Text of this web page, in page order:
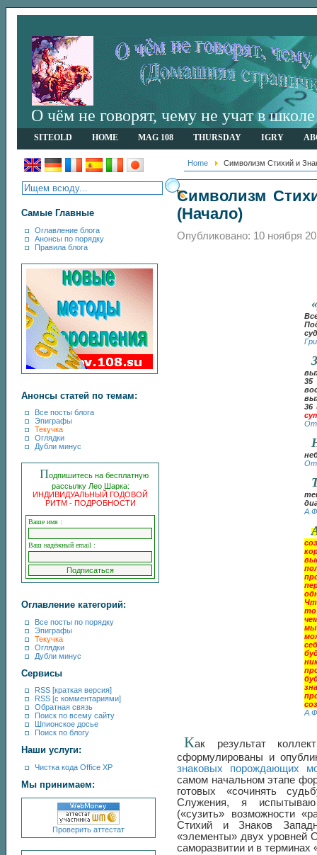
Home Символизм Стихий и
Символизм
(Начало)
Опубликовано: 10 ноября
3
36
От
От
то
мы
Как результат
сформулированы и
знаковых порождающих
самом начальном этапе
готовых «сочинять
Служения, я испытываю
(«сузить» возможности
Стихий и Знаков
«элементы» двух уровней
саморазвитии и в терминах
Самые Главные
Оглавление блога
Анонсы по порядку
Правила блога
Анонсы статей по темам:
Все посты блога
Эпиграфы
Текучка
Оглядки
Дубли минус
Подпишитесь на бесплатную
рассылку Лео Шарка:
ИНДИВИДУАЛЬНЫЙ ГОДОВОЙ
РИТМ - ПОДРОБНОСТИ
Ваше имя :
Ваш надёжный email :
Оглавление категорий:
Все посты по порядку
Эпиграфы
Текучка
Оглядки
Дубли минус
Сервисы
RSS [краткая версия]
RSS [с комментариями]
Обратная связь
Поиск по всему сайту
Шпионское досье
Поиск по блогу
Наши услуги:
Чистка кода Office XP
Мы принимаем:
Проверить аттестат
О чём не говорят, чему не учат в
SITEOLD HOME MAG 108 THURSDAY IGRY